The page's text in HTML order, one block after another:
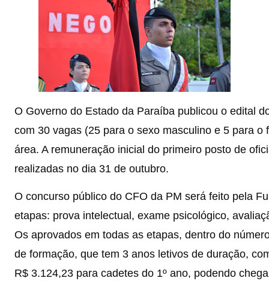
O Governo do Estado da Paraíba publicou o edital
com 30 vagas (25 para o sexo masculino e 5 para
área. A remuneração inicial do primeiro posto de
realizadas no dia 31 de outubro.
O concurso público do CFO da PM será feito pela
etapas: prova intelectual, exame psicológico,
Os aprovados em todas as etapas, dentro do
de formação, que tem 3 anos letivos de duração,
R$ 3.124,23 para cadetes do 1º ano, podendo